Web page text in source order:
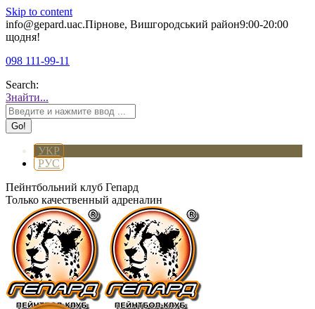
Skip to content
info@gepard.uaс.Пірнове, Вишгородський район9:00-20:00
щодня!
098 111-99-11
Search:
Знайти...
УКР
РУС
Пейнтбольний клуб Гепард
Только качественный адреналин